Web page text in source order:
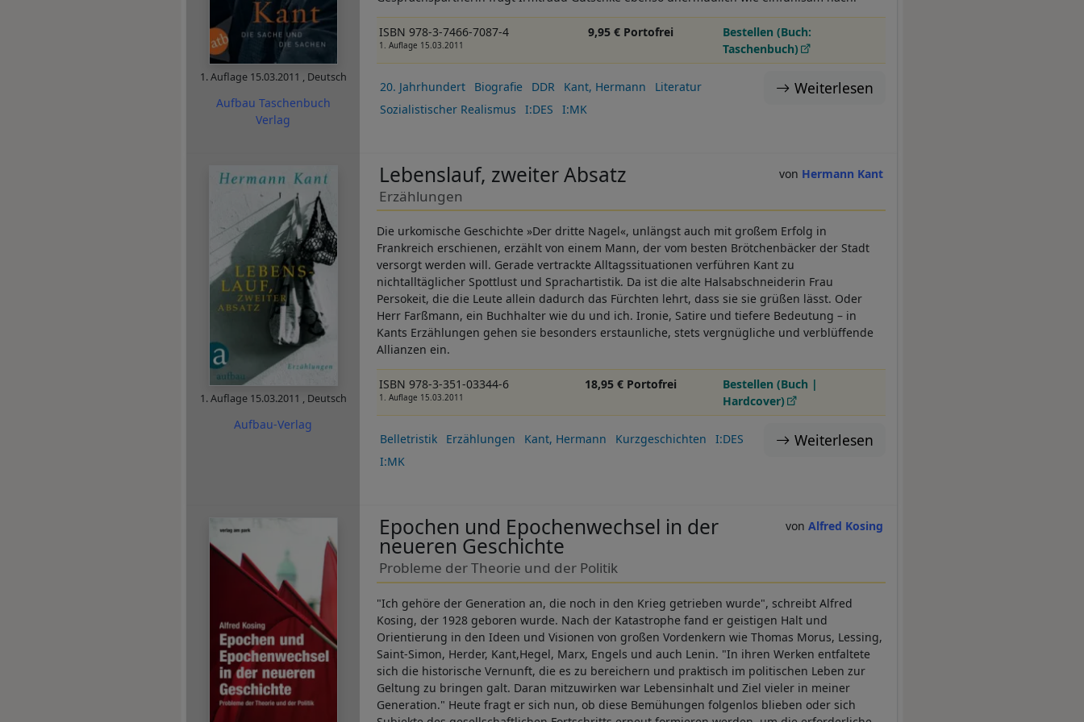
1. Auflage 15.03.2011 , Deutsch
Aufbau Taschenbuch
Verlag
ISBN 978-3-7466-7087-4
1. Auflage 15.03.2011
9,95 € Portofrei
Bestellen (Buch:
Taschenbuch)
Weiterlesen
20. Jahrhundert Biografie DDR Kant, Hermann
Literatur
Sozialistischer Realismus
I:DES I:MK
1. Auflage 15.03.2011 , Deutsch
Aufbau-Verlag
Hermann Kant
Lebenslauf, zweiter Absatz
Erzählungen
Die urkomische Geschichte »Der dritte Nagel«, unlängst auch mit großem Erfolg in
Frankreich erschienen, erzählt von einem Mann, der vom besten Brötchenbäcker der Stadt
versorgt werden will. Gerade vertrackte Alltagssituationen verführen Kant zu
nichtalltäglicher Spottlust und Sprachartistik. Da ist die alte Halsabschneiderin Frau
Persokeit, die die Leute allein dadurch das Fürchten lehrt, dass sie sie grüßen lässt. Oder
Herr Farßmann, ein Buchhalter wie du und ich. Ironie, Satire und tiefere Bedeutung – in
Kants Erzählungen gehen sie besonders erstaunliche, stets vergnügliche und verblüffende
Allianzen ein.
ISBN 978-3-351-03344-6
1. Auflage 15.03.2011
18,95 € Portofrei
Bestellen (Buch |
Hardcover)
Weiterlesen
Belletristik Erzählungen Kant, Hermann Kurzgeschichten
I:DES
I:MK
Alfred Kosing
Epochen und Epochenwechsel in der
neueren Geschichte
Probleme der Theorie und der Politik
"Ich gehöre der Generation an, die noch in den Krieg getrieben wurde", schreibt Alfred
Kosing, der 1928 geboren wurde. Nach der Katastrophe fand er geistigen Halt und
Orientierung in den Ideen und Visionen von großen Vordenkern wie Thomas Morus, Lessing,
Saint-Simon, Herder, Kant,Hegel, Marx, Engels und auch Lenin. "In ihren Werken entfaltete
sich die historische Vernunft, die es zu bereichern und praktisch im politischen Leben zur
Geltung zu bringen galt. Daran mitzuwirken war Lebensinhalt und Ziel vieler in meiner
Generation." Heute fragt er sich nun, ob diese Bemühungen folgenlos blieben oder sich